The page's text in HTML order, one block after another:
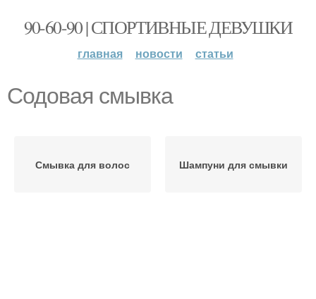
90-60-90 | СПОРТИВНЫЕ ДЕВУШКИ
главная новости статьи
Содовая смывка
Смывка для волос Шампуни для смывки